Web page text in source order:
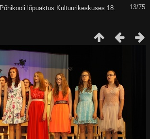
13/75
Põhikooli lõpuaktus Kultuurikeskuses 18.